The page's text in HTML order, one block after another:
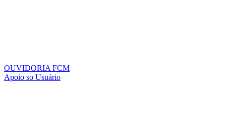
OUVIDORIA FCM
Apoio so Usuário